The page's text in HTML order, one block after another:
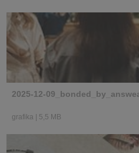
2025-12-
grafika 5,5 MB